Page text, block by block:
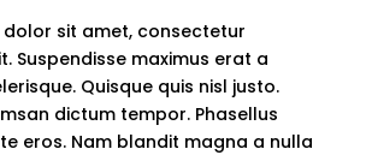
dolor sit amet, consectetur
Suspendisse maximus erat a
Quisque quis nisl justo.
dictum tempor. Phasellus
eros. Nam blandit magna a nulla